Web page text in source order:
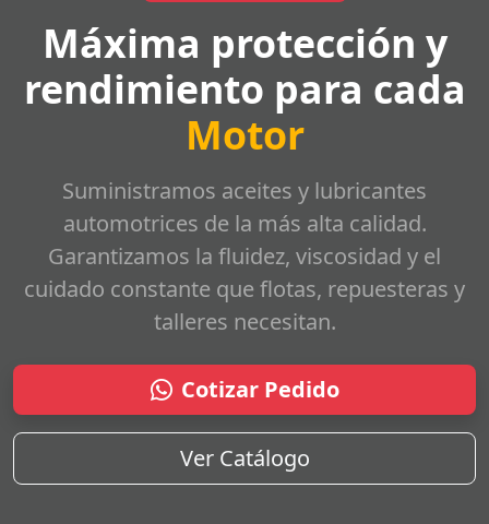
Máxima protección y
rendimiento para cada
Motor
Suministramos aceites y lubricantes
automotrices de la más alta calidad.
Garantizamos la fluidez, viscosidad y el
cuidado constante que flotas, repuesteras y
talleres necesitan.
Cotizar Pedido
Ver Catálogo